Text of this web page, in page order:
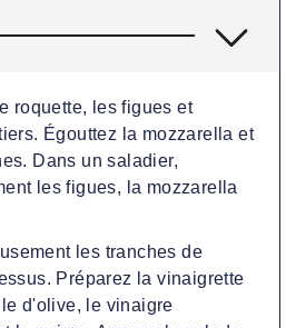
roquette, les figues et
Égouttez la mozzarella et
Dans un saladier,
les figues, la mozzarella
les tranches de
Préparez la vinaigrette
d'olive, le vinaigre